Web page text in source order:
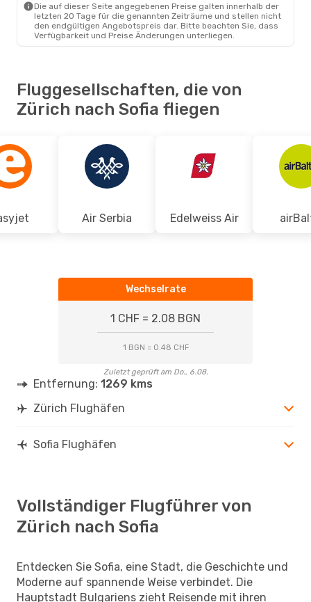
SOF- ZRH
Die auf dieser Seite angegebenen Preise galten innerhalb der
letzten 20 Tage für die genannten Zeiträume und stellen nicht
den endgültigen Angebotspreis dar. Bitte beachten Sie, dass
Verfügbarkeit und Preise Änderungen unterliegen.
Fluggesellschaften, die von
Zürich nach Sofia fliegen
Air Serbia Edelweiss Air
Wechselrate
1 CHF = 2.08 BGN
1 BGN = 0.48 CHF
Zuletzt geprüft am Do., 6.08.
Entfernung: 1269 kms
Zürich Flughäfen
Sofia Flughäfen
Vollständiger Flugführer von
Zürich nach Sofia
Entdecken Sie Sofia, eine Stadt, die Geschichte und
Moderne auf spannende Weise verbindet. Die
Hauptstadt Bulgariens zieht Reisende mit ihren